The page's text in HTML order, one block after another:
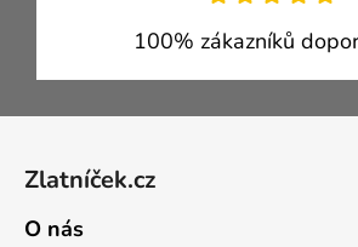
100% zákazníků
Zlatníček.cz
O nás